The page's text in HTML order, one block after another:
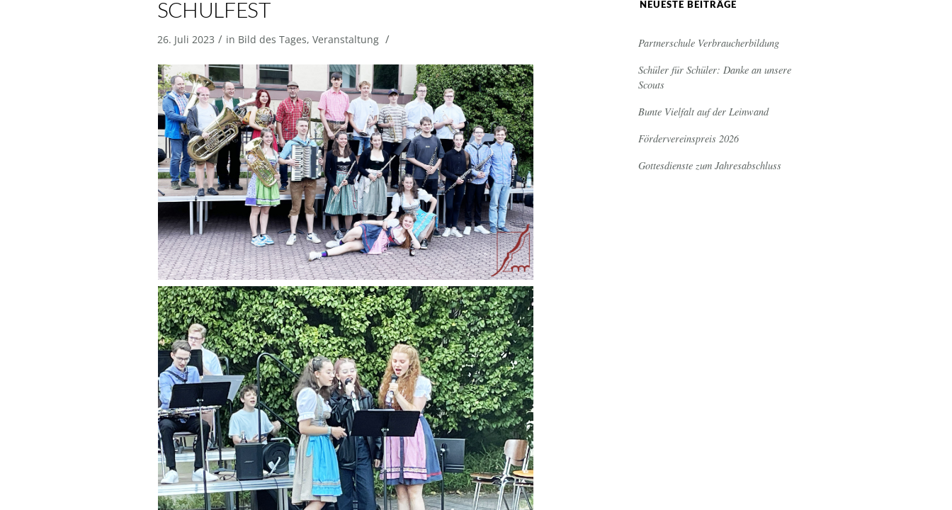
SCHULFEST
26. Juli 2023 / in Bild des Tages, Veranstaltung /
NEUESTE BEITRÄGE
Partnerschule Verbraucherbildung
Schüler für Schüler: Danke an unsere
Scouts
Bunte Vielfalt auf der Leinwand
Fördervereinspreis 2026
Gottesdienste zum Jahresabschluss